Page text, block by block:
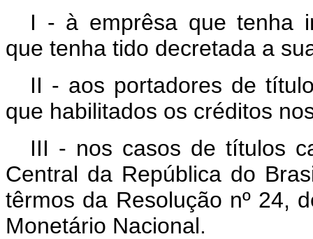
I - à emprêsa que tenha
que tenha tido decretada a
II - aos portadores de
que habilitados os créditos
III - nos casos de títulos
Central da República do
têrmos da Resolução nº 24,
Monetário Nacional.